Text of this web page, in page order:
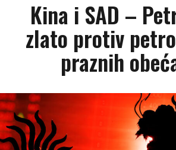
Kina i SAD –
zlato protiv
praznih